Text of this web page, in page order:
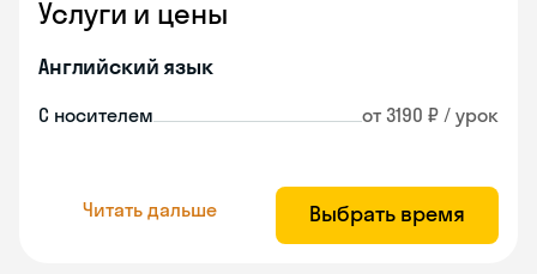
Услуги и цены
Английский язык
С носителем от 3190 ₽ / урок
Читать дальше Выбрать время